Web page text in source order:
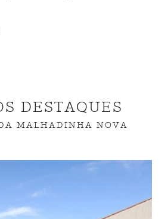
DESTAQUES
MALHADINHA NOVA